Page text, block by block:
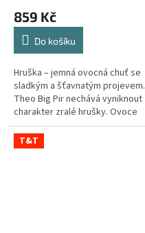
859 Kč
Do košíku
Hruška – jemná ovocná chuť se
sladkým a šťavnatým projevem.
Theo Big Pir nechává vyniknout
charakter zralé hrušky. Ovoce
působí měkce a není překryté
dalšími aromaty. Střední...
T&T